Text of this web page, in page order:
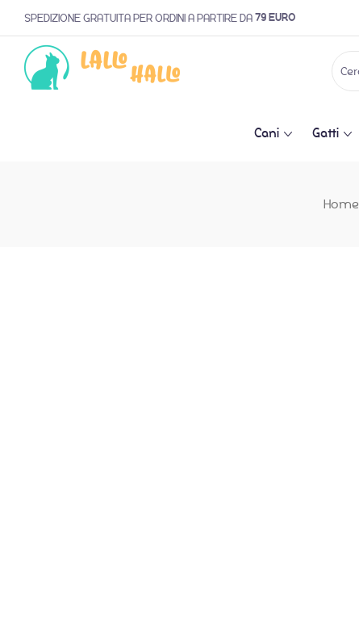
SPEDIZIONE GRATUITA PER ORDINI A PARTIRE DA79 EURO
Cani Gatti
Home